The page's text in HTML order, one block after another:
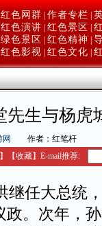
红色网群 作者专栏
红色演讲 红色景区
绿色景区 红色精神
红色影视 红色文化
生与杨虎
作者：红笔杆
】 【收藏】 E-mail推荐:
任大总统
。次年，